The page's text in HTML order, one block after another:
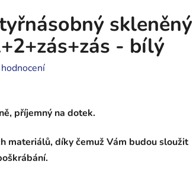
skleněný
- bílý
příjemný na dotek.
materiálů, díky čemuž Vám budou sloužit